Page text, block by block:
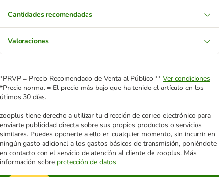
Cantidades recomendadas
Valoraciones
*PRVP = Precio Recomendado de Venta al Público ** Ver condiciones
*Precio normal = El precio más bajo que ha tenido el artículo en los
útimos 30 días.
zooplus tiene derecho a utilizar tu dirección de correo electrónico para
enviarte publicidad directa sobre sus propios productos o servicios
similares. Puedes oponerte a ello en cualquier momento, sin incurrir en
ningún gasto adicional a los gastos básicos de transmisión, poniéndote
en contacto con el servicio de atención al cliente de zooplus. Más
información sobre protección de datos